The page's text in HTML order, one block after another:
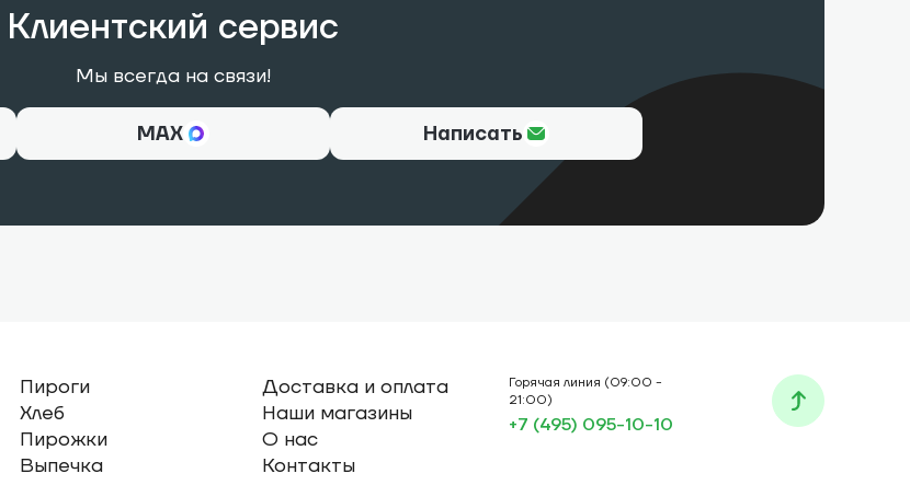
Клиентский сервис
Мы всегда на связи!
МАХ Написать
Пироги
Хлеб
Пирожки
Выпечка
Доставка и оплата
Наши магазины
О нас
Контакты
Горячая линия (09:00 -
21:00)
+7 (495) 095-10-10